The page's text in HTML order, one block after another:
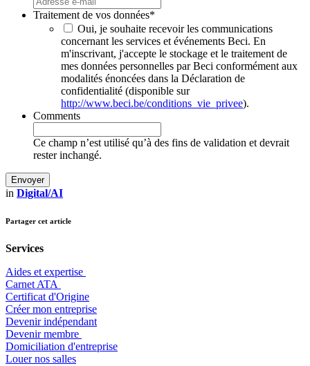
Traitement de vos données*
Oui, je souhaite recevoir les communications
concernant les services et événements Beci. En
m'inscrivant, j'accepte le stockage et le traitement de
mes données personnelles par Beci conformément aux
modalités énoncées dans la Déclaration de
confidentialité (disponible sur
http://www.beci.be/conditions_vie_privee).
Comments
Ce champ n’est utilisé qu’à des fins de validation et devrait
rester inchangé.
in Digital/AI
Partager cet article
Services
Aides et expertise
​Carnet ATA
Certificat d'Origine
Créer mon entreprise
Devenir indépendant
Devenir membre
​Domiciliation d'entreprise
Louer nos salles